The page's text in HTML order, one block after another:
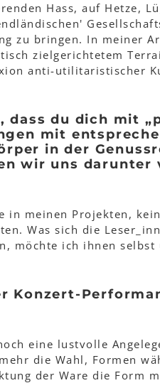
Hass, auf Hetze,
zu bringen. In meiner
zielgerichtetem
anti-utilitaristischer
du dich mit
mit
in der
wir uns darunter
in meinen Projekten,
Was sich die
möchte ich ihnen selbst
Konzert-
eine lustvolle
die Wahl, Formen
der Ware die Form